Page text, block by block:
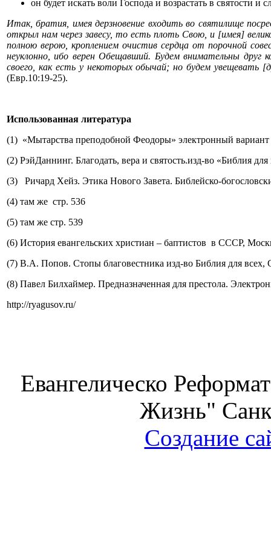
он будет искать воли Господа и возрастать в святости
Итак, братия, имея дерзновение входить во святилище
открыл нам через завесу, то есть плоть Свою, и [имея]
полною верою, кроплением очистив сердца от порочной
неуклонно, ибо верен Обещавший. Будем внимательны друг
своего, как есть у некоторых обычай; но будем увещевать
(Евр.10:19-25).
Использованная литература
(1) «Мытарства преподобной Феодоры» электронный вариант
(2) РэйДаннинг. Благодать, вера и святость.изд-во «Библия
(3) Ричард Хейз. Этика Нового Завета. Библейско-
(4) там же стр. 536
(5) там же стр. 539
(6) История евангельских христиан – баптистов в СССР,
(7) В.А. Попов. Стопы благовестника изд-во Библия для всех,
(8) Павел Билхаймер. Предназначенная для престола.
http://ryagusov.ru/
Евангелическо
Жизнь"
Создание